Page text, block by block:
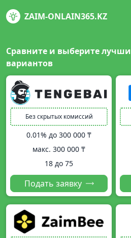
ZAIM-ONLAIN365.KZ
Сравните и выберите
вариантов
Без скрытых комиссий
0.01% до 300 000 ₸
макс. 300 000 ₸
18 до 75
Подать заявку